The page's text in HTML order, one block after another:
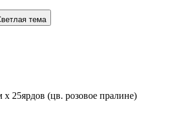
тема
х 25ярдов (цв. розовое пралине)